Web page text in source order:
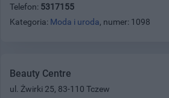
Telefon: 5317155
Kategoria: Moda i uroda, numer: 1098
Beauty Centre
ul. Żwirki 25, 83-110 Tczew